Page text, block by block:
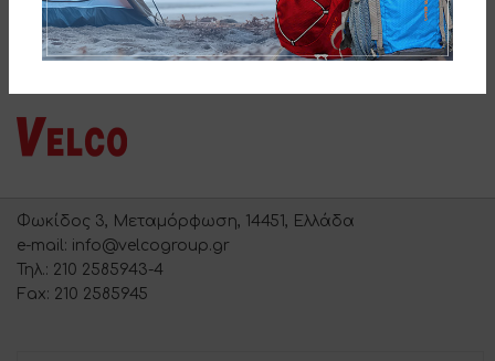
Φωκίδος 3, Μεταμόρφωση, 14451, Ελλάδα
e-mail: info@velcogroup.gr
Τηλ.: 210 2585943-4
Fax: 210 2585945